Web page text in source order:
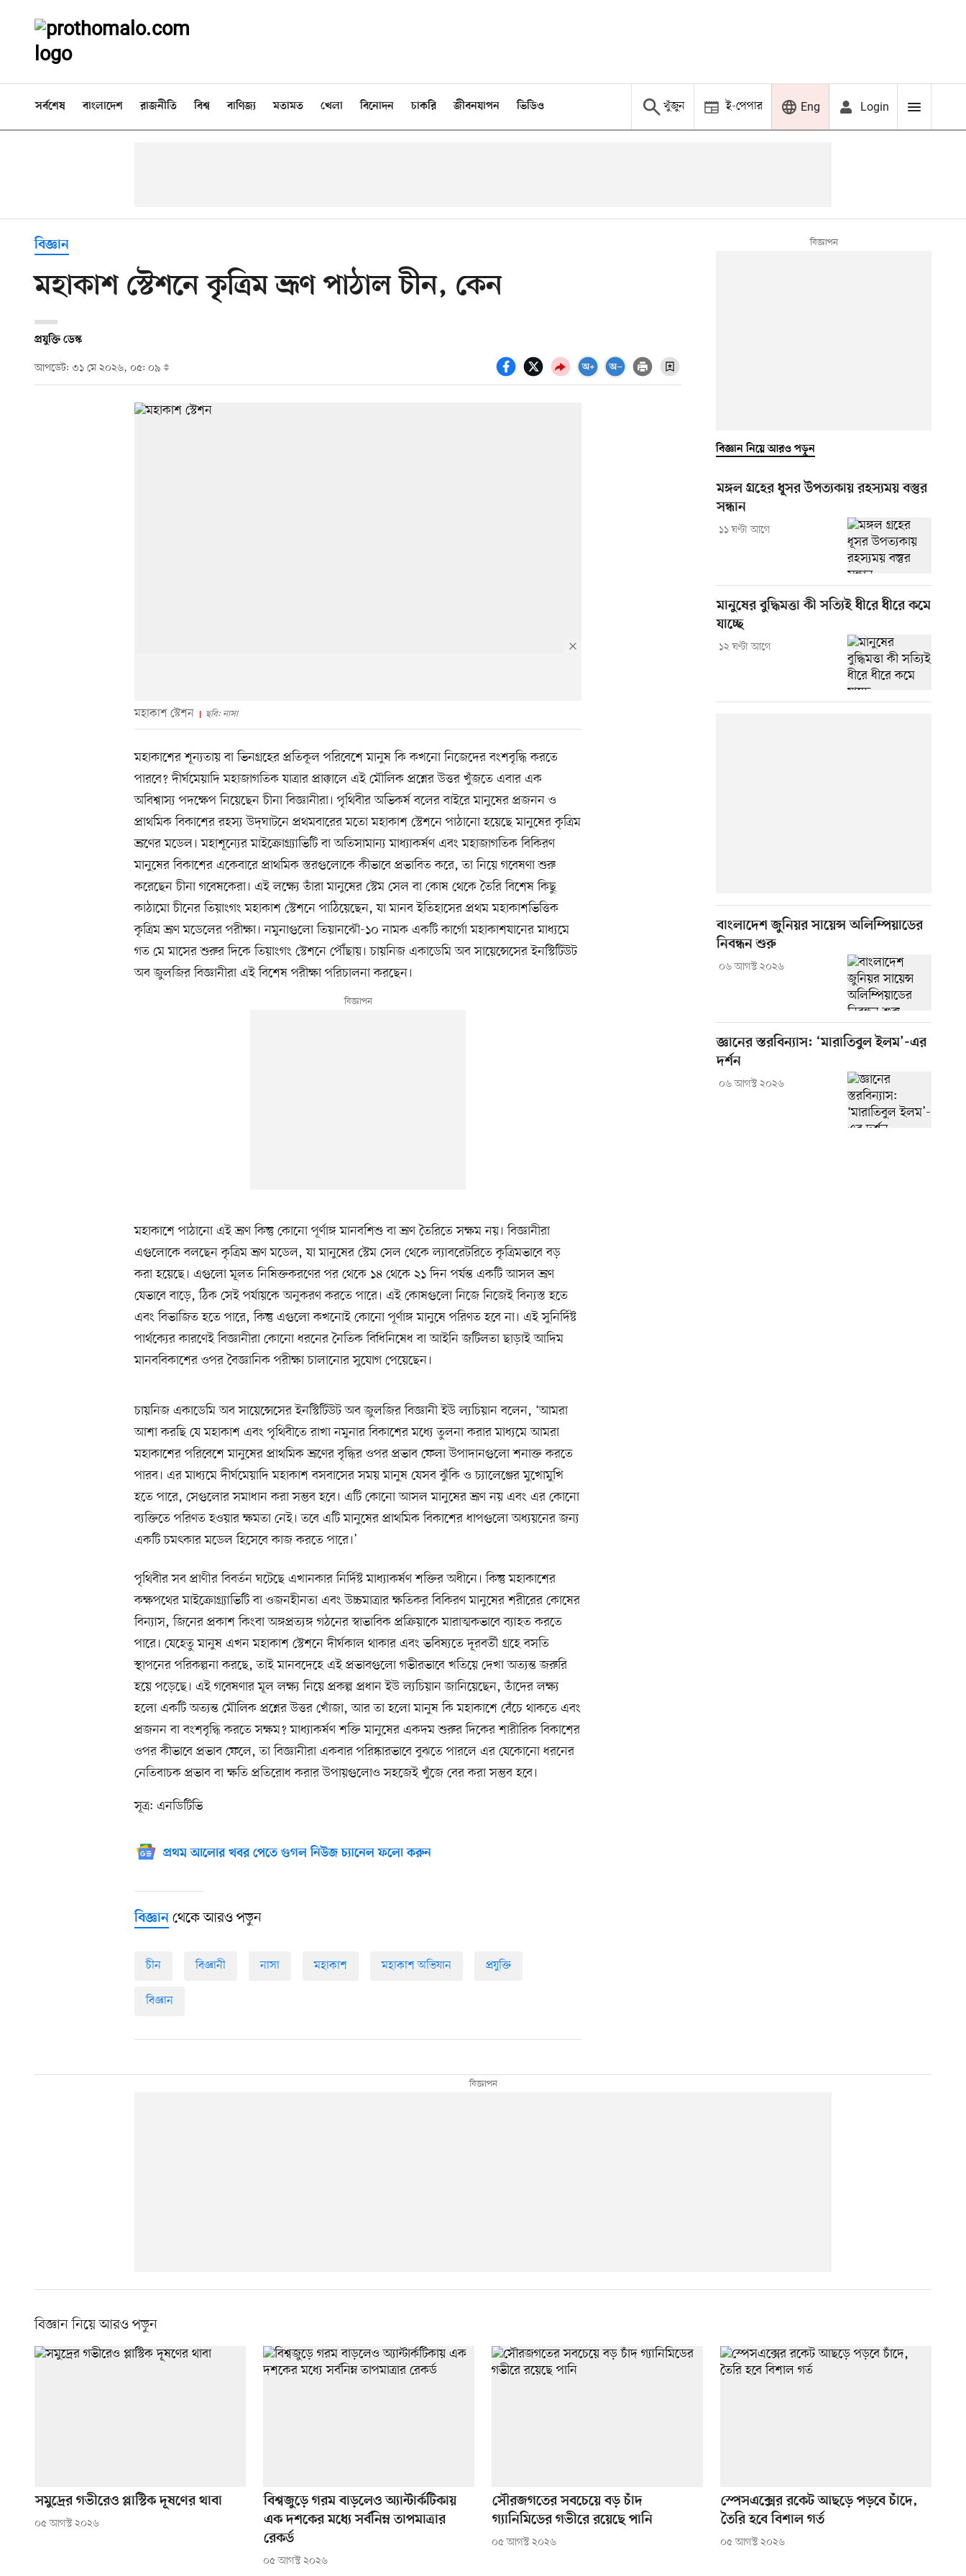
সর্বশেষ বাংলাদেশ রাজনীতি বিশ্ব বাণিজ্য মতামত খেলা বিনোদন চাকরি জীবনযাপন ভিডিও খুঁজুন ই-পেপার Eng Login
বিজ্ঞান
মহাকাশ স্টেশনে কৃত্রিম ভ্রূণ পাঠাল চীন, কেন
প্রযুক্তি ডেস্ক
আপডেট: ৩১ মে ২০২৬, ০৫: ০৯
মহাকাশ স্টেশন ছবি: নাসা
মহাকাশের শূন্যতায় বা ভিনগ্রহের প্রতিকূল পরিবেশে মানুষ কি কখনো নিজেদের বংশবৃদ্ধি করতে
পারবে? দীর্ঘমেয়াদি মহাজাগতিক যাত্রার প্রাক্কালে এই মৌলিক প্রশ্নের উত্তর খুঁজতে এবার এক
অবিশ্বাস্য পদক্ষেপ নিয়েছেন চীনা বিজ্ঞানীরা। পৃথিবীর অভিকর্ষ বলের বাইরে মানুষের প্রজনন ও
প্রাথমিক বিকাশের রহস্য উদ্‌ঘাটনে প্রথমবারের মতো মহাকাশ স্টেশনে পাঠানো হয়েছে মানুষের কৃত্রিম
ভ্রূণের মডেল। মহাশূন্যের মাইক্রোগ্র্যাভিটি বা অতিসামান্য মাধ্যাকর্ষণ এবং মহাজাগতিক বিকিরণ
মানুষের বিকাশের একেবারে প্রাথমিক স্তরগুলোকে কীভাবে প্রভাবিত করে, তা নিয়ে গবেষণা শুরু
করেছেন চীনা গবেষকেরা। এই লক্ষ্যে তাঁরা মানুষের স্টেম সেল বা কোষ থেকে তৈরি বিশেষ কিছু
কাঠামো চীনের তিয়াংগং মহাকাশ স্টেশনে পাঠিয়েছেন, যা মানব ইতিহাসের প্রথম মহাকাশভিত্তিক
কৃত্রিম ভ্রূণ মডেলের পরীক্ষা। নমুনাগুলো তিয়ানঝৌ-১০ নামক একটি কার্গো মহাকাশযানের মাধ্যমে
গত মে মাসের শুরুর দিকে তিয়াংগং স্টেশনে পৌঁছায়। চায়নিজ একাডেমি অব সায়েন্সেসের ইনস্টিটিউট
অব জুলজির বিজ্ঞানীরা এই বিশেষ পরীক্ষা পরিচালনা করছেন।
মহাকাশে পাঠানো এই ভ্রূণ কিন্তু কোনো পূর্ণাঙ্গ মানবশিশু বা ভ্রূণ তৈরিতে সক্ষম নয়। বিজ্ঞানীরা
এগুলোকে বলছেন কৃত্রিম ভ্রূণ মডেল, যা মানুষের স্টেম সেল থেকে ল্যাবরেটরিতে কৃত্রিমভাবে বড়
করা হয়েছে। এগুলো মূলত নিষিক্তকরণের পর থেকে ১৪ থেকে ২১ দিন পর্যন্ত একটি আসল ভ্রূণ
যেভাবে বাড়ে, ঠিক সেই পর্যায়কে অনুকরণ করতে পারে। এই কোষগুলো নিজে নিজেই বিন্যস্ত হতে
এবং বিভাজিত হতে পারে, কিন্তু এগুলো কখনোই কোনো পূর্ণাঙ্গ মানুষে পরিণত হবে না। এই সুনির্দিষ্ট
পার্থক্যের কারণেই বিজ্ঞানীরা কোনো ধরনের নৈতিক বিধিনিষেধ বা আইনি জটিলতা ছাড়াই আদিম
মানববিকাশের ওপর বৈজ্ঞানিক পরীক্ষা চালানোর সুযোগ পেয়েছেন।
চায়নিজ একাডেমি অব সায়েন্সেসের ইনস্টিটিউট অব জুলজির বিজ্ঞানী ইউ ল্যচিয়ান বলেন, ‘আমরা
আশা করছি যে মহাকাশ এবং পৃথিবীতে রাখা নমুনার বিকাশের মধ্যে তুলনা করার মাধ্যমে আমরা
মহাকাশের পরিবেশে মানুষের প্রাথমিক ভ্রূণের বৃদ্ধির ওপর প্রভাব ফেলা উপাদানগুলো শনাক্ত করতে
পারব। এর মাধ্যমে দীর্ঘমেয়াদি মহাকাশ বসবাসের সময় মানুষ যেসব ঝুঁকি ও চ্যালেঞ্জের মুখোমুখি
হতে পারে, সেগুলোর সমাধান করা সম্ভব হবে। এটি কোনো আসল মানুষের ভ্রূণ নয় এবং এর কোনো
ব্যক্তিতে পরিণত হওয়ার ক্ষমতা নেই। তবে এটি মানুষের প্রাথমিক বিকাশের ধাপগুলো অধ্যয়নের জন্য
একটি চমৎকার মডেল হিসেবে কাজ করতে পারে।’
পৃথিবীর সব প্রাণীর বিবর্তন ঘটেছে এখানকার নির্দিষ্ট মাধ্যাকর্ষণ শক্তির অধীনে। কিন্তু মহাকাশের
কক্ষপথের মাইক্রোগ্র্যাভিটি বা ওজনহীনতা এবং উচ্চমাত্রার ক্ষতিকর বিকিরণ মানুষের শরীরের কোষের
বিন্যাস, জিনের প্রকাশ কিংবা অঙ্গপ্রত্যঙ্গ গঠনের স্বাভাবিক প্রক্রিয়াকে মারাত্মকভাবে ব্যাহত করতে
পারে। যেহেতু মানুষ এখন মহাকাশ স্টেশনে দীর্ঘকাল থাকার এবং ভবিষ্যতে দূরবর্তী গ্রহে বসতি
স্থাপনের পরিকল্পনা করছে, তাই মানবদেহে এই প্রভাবগুলো গভীরভাবে খতিয়ে দেখা অত্যন্ত জরুরি
হয়ে পড়েছে। এই গবেষণার মূল লক্ষ্য নিয়ে প্রকল্প প্রধান ইউ ল্যচিয়ান জানিয়েছেন, তাঁদের লক্ষ্য
হলো একটি অত্যন্ত মৌলিক প্রশ্নের উত্তর খোঁজা, আর তা হলো মানুষ কি মহাকাশে বেঁচে থাকতে এবং
প্রজনন বা বংশবৃদ্ধি করতে সক্ষম? মাধ্যাকর্ষণ শক্তি মানুষের একদম শুরুর দিকের শারীরিক বিকাশের
ওপর কীভাবে প্রভাব ফেলে, তা বিজ্ঞানীরা একবার পরিষ্কারভাবে বুঝতে পারলে এর যেকোনো ধরনের
নেতিবাচক প্রভাব বা ক্ষতি প্রতিরোধ করার উপায়গুলোও সহজেই খুঁজে বের করা সম্ভব হবে।
সূত্র: এনডিটিভি
প্রথম আলোর খবর পেতে গুগল নিউজ চ্যানেল ফলো করুন
বিজ্ঞান থেকে আরও পড়ুন
চীন বিজ্ঞানী নাসা মহাকাশ মহাকাশ অভিযান প্রযুক্তি
বিজ্ঞান
বিজ্ঞান নিয়ে আরও পড়ুন
মঙ্গল গ্রহের ধূসর উপত্যকায় রহস্যময় বস্তুর
সন্ধান
১১ ঘণ্টা আগে
মানুষের বুদ্ধিমত্তা কী সত্যিই ধীরে ধীরে কমে
যাচ্ছে
১২ ঘণ্টা আগে
বাংলাদেশ জুনিয়র সায়েন্স অলিম্পিয়াডের
নিবন্ধন শুরু
০৬ আগস্ট ২০২৬
জ্ঞানের স্তরবিন্যাস: ‘মারাতিবুল ইলম’-এর
দর্শন
০৬ আগস্ট ২০২৬
বিজ্ঞান নিয়ে আরও পড়ুন
সমুদ্রের গভীরেও প্লাস্টিক দূষণের থাবা
০৫ আগস্ট ২০২৬
বিশ্বজুড়ে গরম বাড়লেও অ্যান্টার্কটিকায়
এক দশকের মধ্যে সর্বনিম্ন তাপমাত্রার
রেকর্ড
০৫ আগস্ট ২০২৬
সৌরজগতের সবচেয়ে বড় চাঁদ
গ্যানিমিডের গভীরে রয়েছে পানি
০৫ আগস্ট ২০২৬
স্পেসএক্সের রকেট আছড়ে পড়বে চাঁদে,
তৈরি হবে বিশাল গর্ত
০৫ আগস্ট ২০২৬